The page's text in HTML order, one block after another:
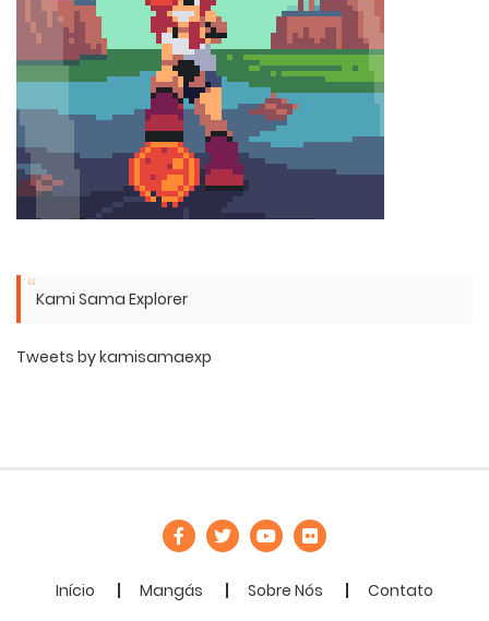
Kami Sama Explorer
Tweets by kamisamaexp
Início Mangás Sobre Nós Contato